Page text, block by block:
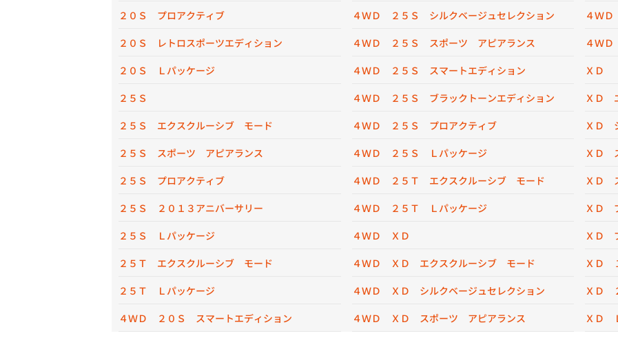
２０Ｓ プロアクティブ
２０Ｓ レトロスポーツエディション
２０Ｓ Ｌパッケージ
２５Ｓ
２５Ｓ エクスクルーシブ モード
２５Ｓ スポーツ アピアランス
２５Ｓ プロアクティブ
２５Ｓ ２０１３アニバーサリー
２５Ｓ Ｌパッケージ
２５Ｔ エクスクルーシブ モード
２５Ｔ Ｌパッケージ
４ＷＤ ２０Ｓ スマートエディション
４ＷＤ ２５Ｓ シルクベージュセレクション
４ＷＤ ２５Ｓ スポーツ アピアランス
４ＷＤ ２５Ｓ スマートエディション
４ＷＤ ２５Ｓ ブラックトーンエディション
４ＷＤ ２５Ｓ プロアクティブ
４ＷＤ ２５Ｓ Ｌパッケージ
４ＷＤ ２５Ｔ エクスクルーシブ モード
４ＷＤ ２５Ｔ Ｌパッケージ
４ＷＤ ＸＤ
４ＷＤ ＸＤ エクスクルーシブ モード
４ＷＤ ＸＤ シルクベージュセレクション
４ＷＤ ＸＤ スポーツ アピアランス
４Ｗ
４Ｗ
ＸＤ
ＸＤ
ＸＤ
ＸＤ
ＸＤ
ＸＤ
ＸＤ
ＸＤ
ＸＤ
ＸＤ